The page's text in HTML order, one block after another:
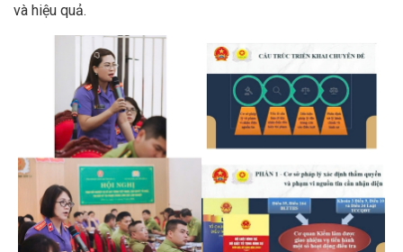
và hiệu quả.